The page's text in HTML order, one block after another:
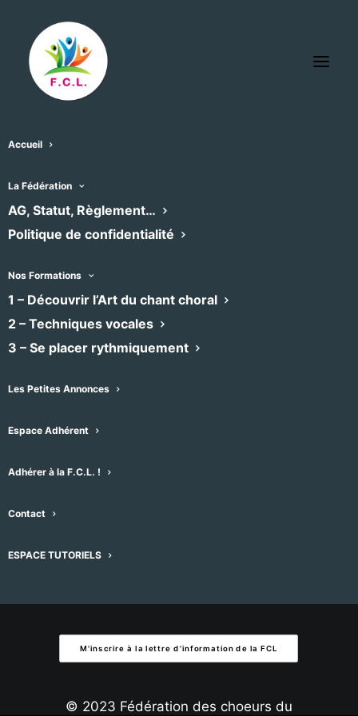
Accueil
La Fédération
AG, Statut, Règlement…
Politique de confidentialité
Nos Formations
1 – Découvrir l’Art du chant choral
2 – Techniques vocales
3 – Se placer rythmiquement
Les Petites Annonces
Espace Adhérent
Adhérer à la F.C.L. !
Contact
ESPACE TUTORIELS
OCTOVOX
Évènements dans ce organisateur
À venir
Sélectionnez
uneÉvènements
M'inscrire à la lettre d'information de la FCL
© 2023 Fédération des choeurs du